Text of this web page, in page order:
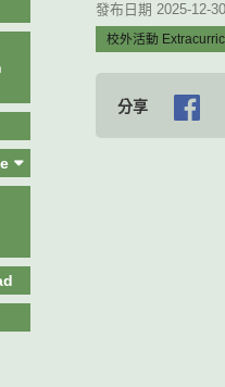
發布日期 2025-12-
校外活動
分享